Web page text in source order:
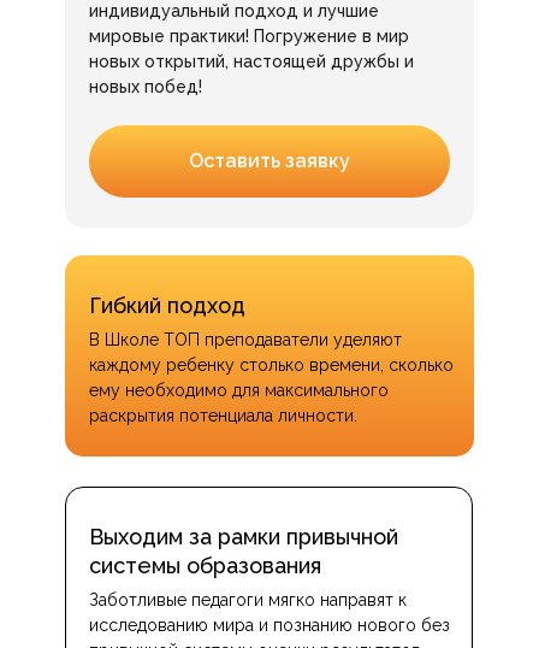
индивидуальный подход и лучшие
мировые практики! Погружение в мир
новых открытий, настоящей дружбы и
новых побед!
Оставить заявку
Выходим за рамки привычной
системы образования
Заботливые педагоги мягко направят к
исследованию мира и познанию нового без
Гибкий подход
В Школе ТОП преподаватели уделяют
каждому ребенку столько времени, сколько
ему необходимо для максимального
раскрытия потенциала личности.